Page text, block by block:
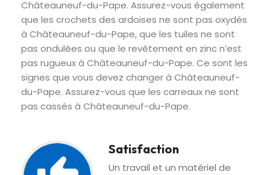
Châteauneuf-du-Pape. Assurez-vous également
que les crochets des ardoises ne sont pas oxydés
à Châteauneuf-du-Pape, que les tuiles ne sont
pas ondulées ou que le revêtement en zinc n’est
pas rugueux à Châteauneuf-du-Pape. Ce sont les
signes que vous devez changer à Châteauneuf-
du-Pape. Assurez-vous que les carreaux ne sont
pas cassés à Châteauneuf-du-Pape.
Satisfaction
Un travail et un matériel de